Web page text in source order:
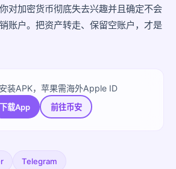
对加密货币彻底失去兴趣并且确定不会
账户。把资产转走、保留空账户，才是
装APK，苹果需海外Apple ID
下载App 前往币安
Telegram